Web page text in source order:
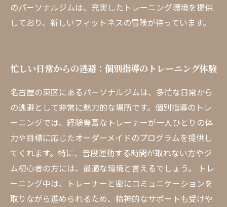
のパーソナルジムは、充実したトレーニング環境を提供
しており、新しいフィットネスの冒険が待っています。
忙しい日常からの逃避：個別指導のトレーニング体験
名古屋の東区にあるパーソナルジムは、多忙な日常から
の逃避として非常に魅力的な場所です。個別指導のトレ
ーニングでは、経験豊富なトレーナーが一人ひとりの体
力や目標に応じたオーダーメイドのプログラムを提供し
てくれます。特に、普段運動する時間が取れない方やジ
ム初心者の方には、最適な環境と言えるでしょう。 トレ
ーニング中は、トレーナーと密にコミュニケーションを
取りながら進められるため、精神的なサポートも受けや